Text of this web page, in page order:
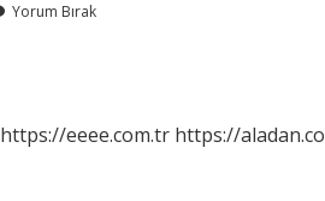
Yorum Bırak
https://eeee.com.tr https://